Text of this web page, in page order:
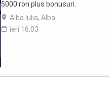
5000 ron plus bonusuri.
Alba Iulia, Alba
ieri 16:03